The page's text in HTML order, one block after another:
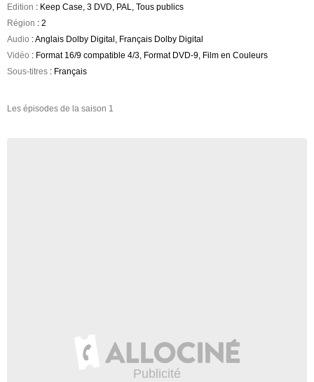
Edition : Keep Case, 3 DVD, PAL, Tous publics
Région : 2
Audio : Anglais Dolby Digital, Français Dolby Digital
Vidéo : Format 16/9 compatible 4/3, Format DVD-9, Film en Couleurs
Sous-titres : Français
Les épisodes de la saison 1